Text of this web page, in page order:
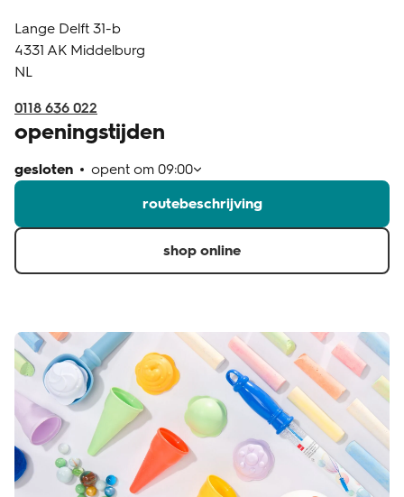
klantenservice
Lange Delft 31-b
4331 AK Middelburg
NL
0118 636 022
openingstijden
gesloten opent om 09:00
routebeschrijving
shop online